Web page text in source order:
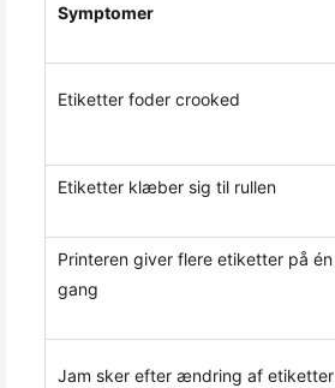
Symptomer
Etiketter foder crooked
Etiketter klæber sig til rullen
Printeren giver flere etiketter på én
gang
Jam sker efter ændring af etiketter